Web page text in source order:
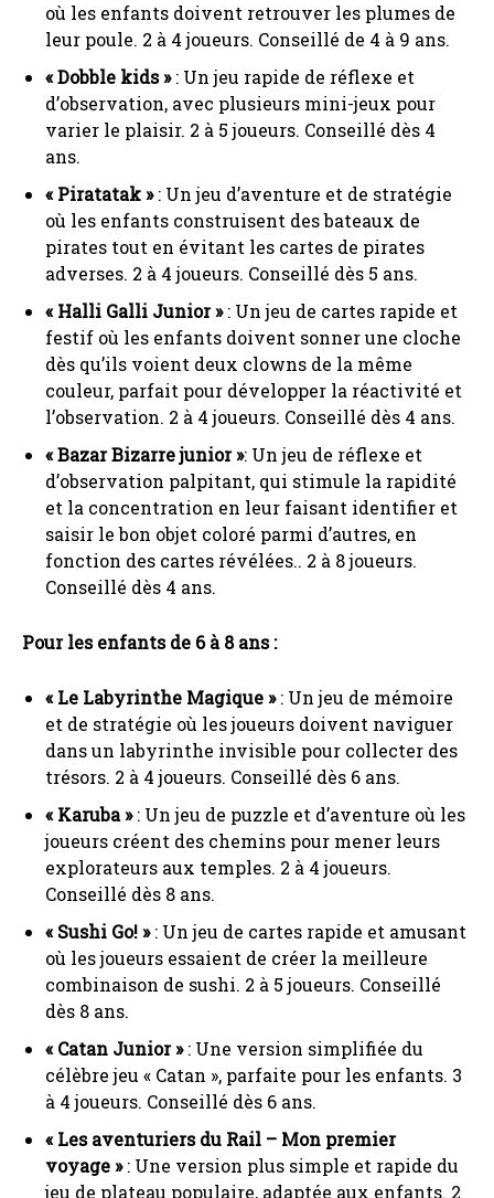
où les enfants doivent retrouver les plumes de
leur poule. 2 à 4 joueurs. Conseillé de 4 à 9 ans.
« Dobble kids »: Un jeu rapide de réflexe et
d’observation, avec plusieurs mini-jeux pour
varier le plaisir. 2 à 5 joueurs. Conseillé dès 4
ans.
« Piratatak »: Un jeu d’aventure et de stratégie
où les enfants construisent des bateaux de
pirates tout en évitant les cartes de pirates
adverses. 2 à 4 joueurs. Conseillé dès 5 ans.
« Halli Galli Junior »: Un jeu de cartes rapide et
festif où les enfants doivent sonner une cloche
dès qu’ils voient deux clowns de la même
couleur, parfait pour développer la réactivité et
l’observation. 2 à 4 joueurs. Conseillé dès 4 ans.
« Bazar Bizarre junior »: Un jeu de réflexe et
d’observation palpitant, qui stimule la rapidité
et la concentration en leur faisant identifier et
saisir le bon objet coloré parmi d’autres, en
fonction des cartes révélées.. 2 à 8 joueurs.
Conseillé dès 4 ans.
Pour les enfants de 6 à 8 ans :
« Le Labyrinthe Magique »: Un jeu de mémoire
et de stratégie où les joueurs doivent naviguer
dans un labyrinthe invisible pour collecter des
trésors. 2 à 4 joueurs. Conseillé dès 6 ans.
« Karuba »: Un jeu de puzzle et d’aventure où les
joueurs créent des chemins pour mener leurs
explorateurs aux temples. 2 à 4 joueurs.
Conseillé dès 8 ans.
« Sushi Go! »: Un jeu de cartes rapide et amusant
où les joueurs essaient de créer la meilleure
combinaison de sushi. 2 à 5 joueurs. Conseillé
dès 8 ans.
« Catan Junior »: Une version simplifiée du
célèbre jeu « Catan », parfaite pour les enfants. 3
à 4 joueurs. Conseillé dès 6 ans.
« Les aventuriers du Rail – Mon premier
voyage »: Une version plus simple et rapide du
jeu de plateau populaire, adaptée aux enfants. 2